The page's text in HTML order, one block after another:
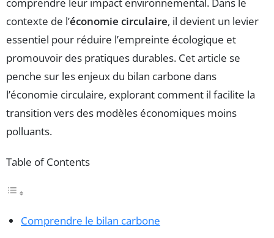
contexte de l’économie circulaire, il devient un levier
essentiel pour réduire l’empreinte écologique et
promouvoir des pratiques durables. Cet article se
penche sur les enjeux du bilan carbone dans
l’économie circulaire, explorant comment il facilite la
transition vers des modèles économiques moins
polluants.
Table of Contents
Comprendre le bilan carbone